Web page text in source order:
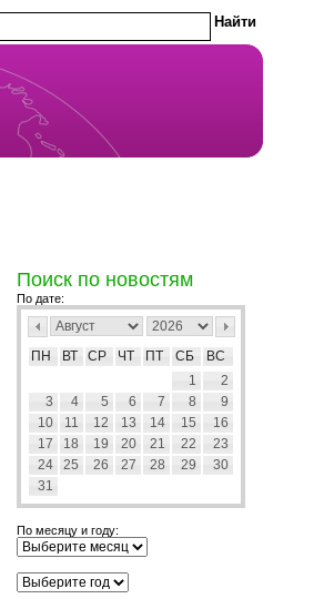
Поиск по новостям
По дате:
ПН ВТ СР ЧТ ПТ СБ
ВС
1
2
3
4 5 6 7 8
9
10
11 12 13 14 15
16
17
18 19 20 21 22
23
24
25 26 27 28 29
30
31
По месяцу и году: